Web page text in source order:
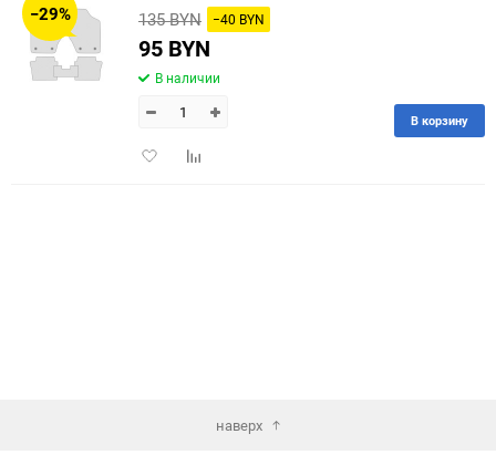
150
−29% 135 BYN −40 BYN
95 BYN
В наличии
ДобавитьДобавить
В корзину
наверх